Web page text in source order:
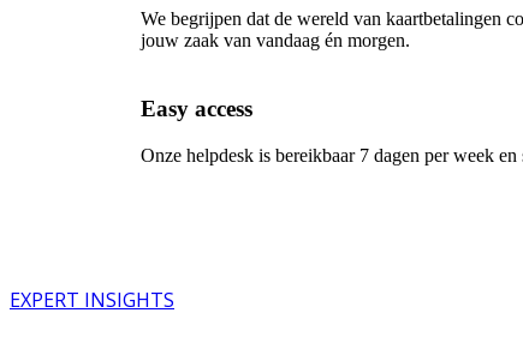
We begrijpen dat de wereld van kaartbetalingen
jouw zaak van vandaag én morgen.
Easy access
Onze helpdesk is bereikbaar 7 dagen per week
EXPERT INSIGHTS